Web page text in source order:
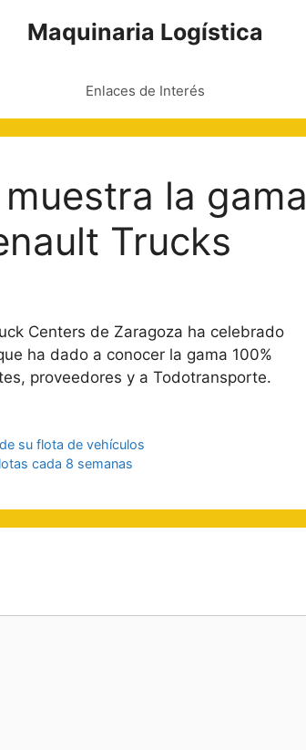
Maquinaria Logística
Enlaces de Interés
la gama
Trucks
Centers de Zaragoza ha celebrado
ha dado a conocer la gama 100%
proveedores y a Todotransporte.
su flota de vehículos
cada 8 semanas